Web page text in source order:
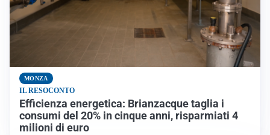
MONZA
IL RESOCONTO
Efficienza energetica: Brianzacque taglia i
consumi del 20% in cinque anni, risparmiati 4
milioni di euro